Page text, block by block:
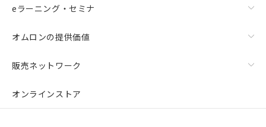
eラーニング・セミナ
オムロンの提供価値
販売ネットワーク
オンラインストア